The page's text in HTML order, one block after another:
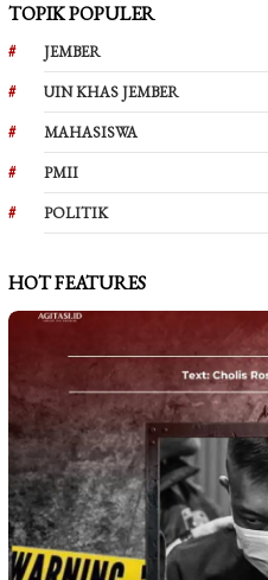
TOPIK POPULER
JEMBER
UIN KHAS JEMBER
MAHASISWA
PMII
POLITIK
HOT FEATURES